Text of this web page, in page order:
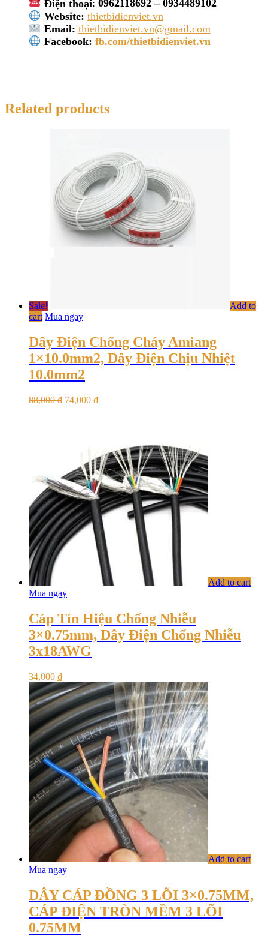
Điện thoại: 0962118692 – 0934489102
Website: thietbidienviet.vn
Email: thietbidienviet.vn@gmail.com
Facebook: fb.com/thietbidienviet.vn
Related products
Sale!
Add to
cart Mua ngay
Dây Điện Chống Cháy Amiang
1×10.0mm2, Dây Điện Chịu Nhiệt
10.0mm2
88,000₫ 74,000 ₫
Add to cart
Mua ngay
Cáp Tín Hiệu Chống Nhiễu
3×0.75mm, Dây Điện Chống Nhiễu
3x18AWG
34,000 ₫
Add to cart
Mua ngay
DÂY CÁP ĐỒNG 3 LÕI 3×0.75MM,
CÁP ĐIỆN TRÒN MỀM 3 LÕI
0.75MM